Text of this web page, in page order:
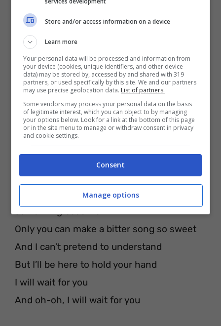
I’ve never met someone like you
[Outro]
‘Cause only you could make this into
something beautiful
Only you can make a bitter song so sweet
And I can’t pretend to understand
But I’ll be here to hold your hand
I will wait for you
And oh-oh, I will wait for you
Store and/or access information on a device
Learn more
Your personal data will be processed and information from
your device (cookies, unique identifiers, and other device
data) may be stored by, accessed by and shared with 319
partners, or used specifically by this site. We and our partners
may use precise geolocation data. List of partners.
Some vendors may process your personal data on the basis
of legitimate interest, which you can object to by managing
your options below. Look for a link at the bottom of this page
or in the site menu to manage or withdraw consent in privacy
and cookie settings.
Consent
Manage options